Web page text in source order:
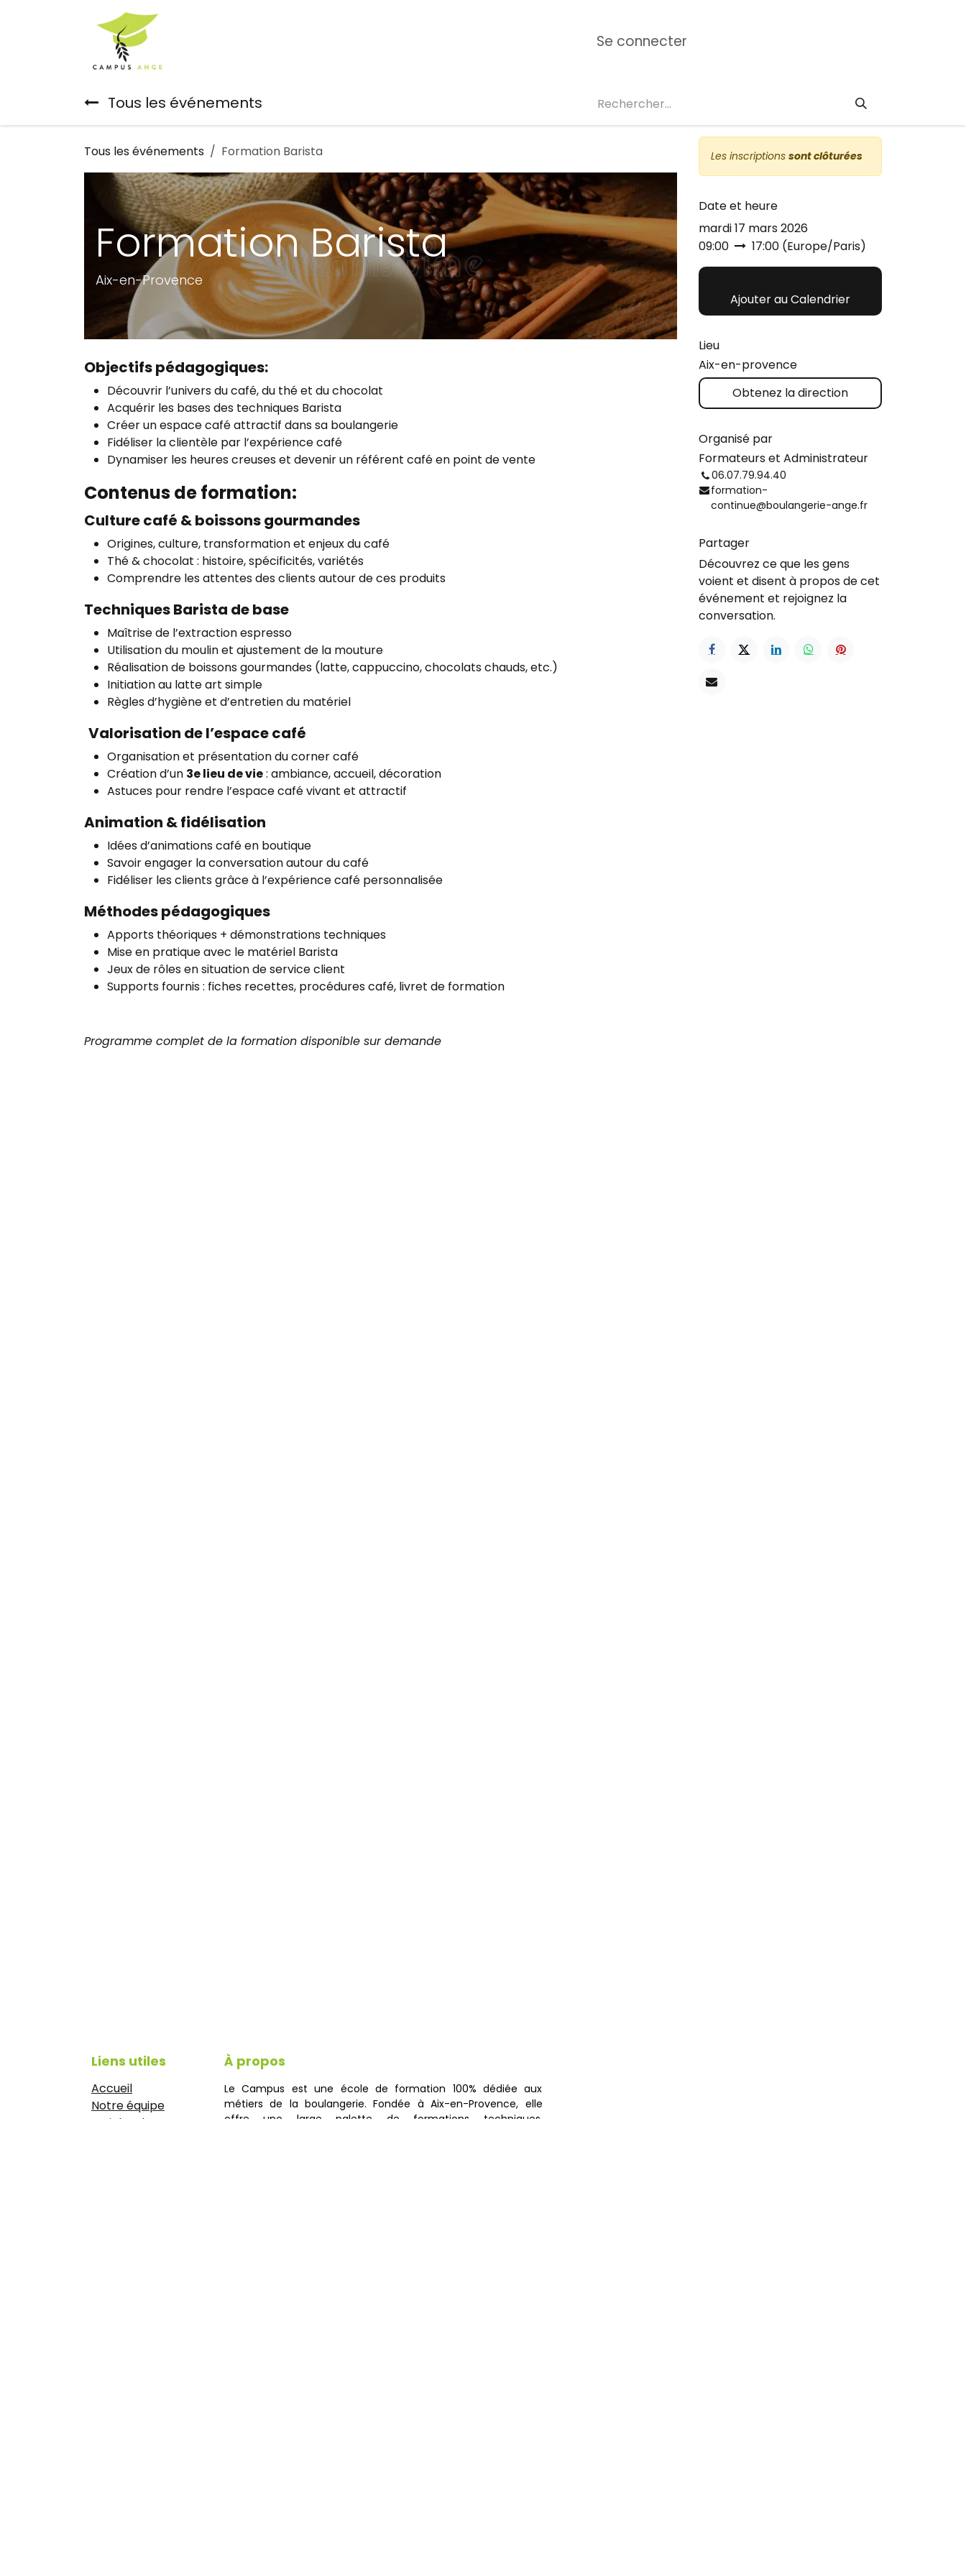
Campus Ange Formation CAP
Se connecter
Tous les événements
Tous les événements Formation Barista
Formation Barista
Aix-en-Provence
Objectifs pédagogiques:
Découvrir l’univers du café, du thé et du chocolat
Acquérir les bases des techniques Barista
Créer un espace café attractif dans sa boulangerie
Fidéliser la clientèle par l’expérience café
Dynamiser les heures creuses et devenir un référent café en point de vente
Contenus de formation:
Culture café & boissons gourmandes
Origines, culture, transformation et enjeux du café
Thé & chocolat : histoire, spécificités, variétés
Comprendre les attentes des clients autour de ces produits
Techniques Barista de base
Maîtrise de l’extraction espresso
Utilisation du moulin et ajustement de la mouture
Réalisation de boissons gourmandes (latte, cappuccino, chocolats chauds, etc.)
Initiation au latte art simple
Règles d’hygiène et d’entretien du matériel
Valorisation de l’espace café
Organisation et présentation du corner café
Création d’un 3e lieu de vie: ambiance, accueil, décoration
Astuces pour rendre l’espace café vivant et attractif
Animation & fidélisation
Idées d’animations café en boutique
Savoir engager la conversation autour du café
Fidéliser les clients grâce à l’expérience café personnalisée
Méthodes pédagogiques
Apports théoriques + démonstrations techniques
Mise en pratique avec le matériel Barista
Jeux de rôles en situation de service client
Supports fournis : fiches recettes, procédures café, livret de formation
Programme complet de la formation disponible sur demande
Les inscriptions sont clôturées
Date et heure
mardi 17 mars 2026
09:00
17:00 (Europe/Paris)
Ajouter au Calendrier
Lieu
Aix-en-provence
Obtenez la direction
Organisé par
Formateurs et Administrateur
06.07.79.94.40
formation-
continue@boulangerie-ange.fr
Partager
Découvrez ce que les gens
voient et disent à propos de cet
événement et rejoignez la
conversation.
Liens utiles
Accueil
Notre équipe
Articles de presse
À propos
Le Campus est une école de formation 100% dédiée aux
métiers de la boulangerie. Fondée à Aix-en-Provence, elle
offre une large palette de formations techniques,